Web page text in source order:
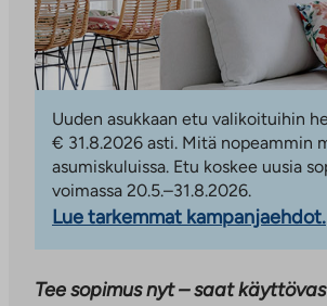
Uuden asukkaan etu valikoituihin
€ 31.8.2026 asti. Mitä nopeammin
asumiskuluissa. Etu koskee uusia
voimassa 20.5.–31.8.2026.
Lue tarkemmat kampanjaehdot.
Tee sopimus nyt – saat